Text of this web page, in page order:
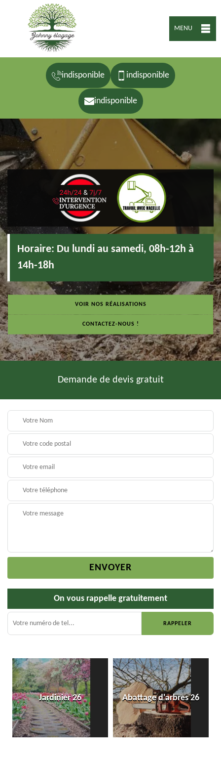
MENU
indisponible indisponible
indisponible
Horaire: Du lundi au samedi, 08h-12h à
14h-18h
VOIR NOS RÉALISATIONS
CONTACTEZ-NOUS !
Demande de devis gratuit
On vous rappelle gratuitement
26 Abattage d'arbres 26
Entreprise
dallage